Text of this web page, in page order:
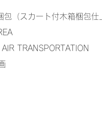
包（スカート付木箱梱包仕
TRANSPORTATION